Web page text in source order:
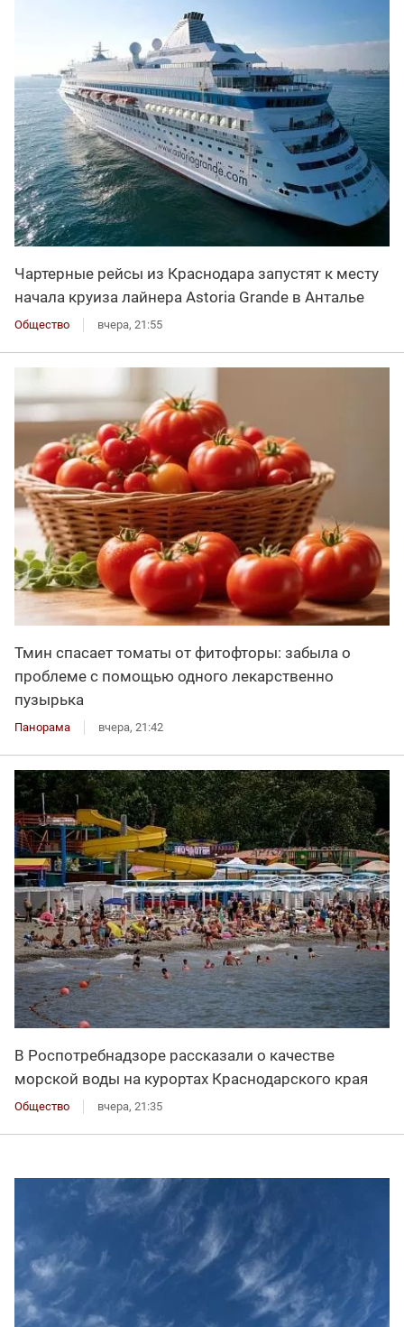
Чартерные рейсы из Краснодара запустят к месту
начала круиза лайнера Astoria Grande в Анталье
Общество вчера, 21:55
Тмин спасает томаты от фитофторы: забыла о
проблеме с помощью одного лекарственно
пузырька
Панорама вчера, 21:42
В Роспотребнадзоре рассказали о качестве
морской воды на курортах Краснодарского края
Общество вчера, 21:35